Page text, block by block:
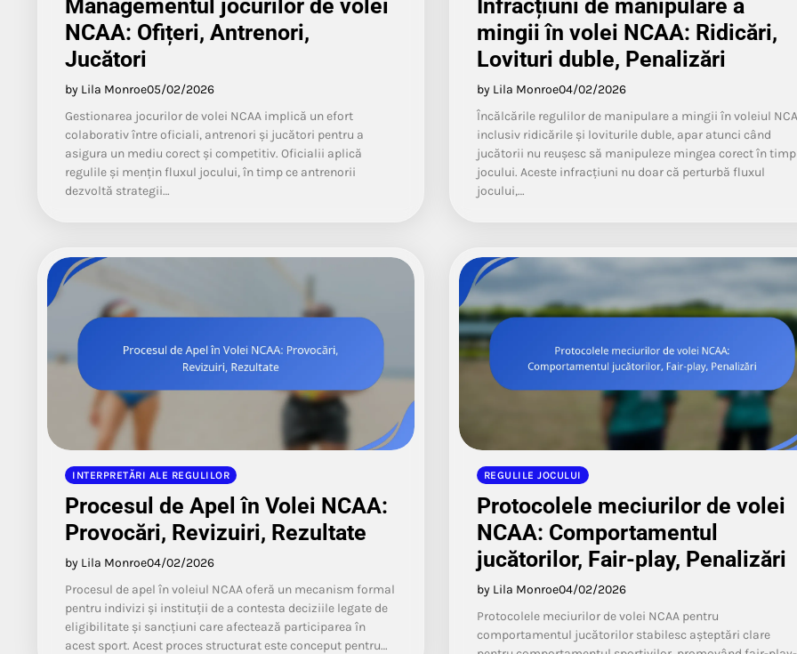
Managementul jocurilor de volei
NCAA: Ofițeri, Antrenori,
Jucători
by Lila Monroe05/02/2026
Gestionarea jocurilor de volei NCAA implică un efort
colaborativ între oficiali, antrenori și jucători pentru a
asigura un mediu corect și competitiv. Oficialii aplică
regulile și mențin fluxul jocului, în timp ce antrenorii
dezvoltă strategii…
Infracțiuni de manipulare a
mingii în volei NCAA: Ridicări,
Lovituri duble, Penalizări
by Lila Monroe04/02/2026
Încălcările regulilor de manipulare a mingii în voleiul
inclusiv ridicările și loviturile duble, apar atunci când
jucătorii nu reușesc să manipuleze mingea corect în
jocului. Aceste infracțiuni nu doar că perturbă fluxul
jocului,…
INTERPRETĂRI ALE REGULILOR
Procesul de Apel în Volei NCAA:
Provocări, Revizuiri, Rezultate
by Lila Monroe04/02/2026
Procesul de apel în voleiul NCAA oferă un mecanism formal
pentru indivizi și instituții de a contesta deciziile legate de
eligibilitate și sancțiuni care afectează participarea în
acest sport. Acest proces structurat este conceput pentru…
REGULILE JOCULUI
Protocolele meciurilor de volei
NCAA: Comportamentul
jucătorilor, Fair-play, Penalizări
by Lila Monroe04/02/2026
Protocolele meciurilor de volei NCAA pentru
comportamentul jucătorilor stabilesc așteptări clare